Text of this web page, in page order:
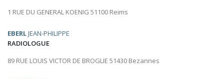
1 RUE DU GENERAL KOENIG 51100 Reims
EBERLJEAN-PHILIPPE
RADIOLOGUE
89 RUE LOUIS VICTOR DE BROGLIE 51430 Bezannes